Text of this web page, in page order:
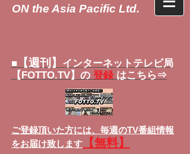
ON the Asia Pacific Ltd.
■ 【週刊】
インターネットテレビ局
【FOTTO.TV】の 登録 はこちら⇒
ご登録頂いた方には、 毎週のTV番組情報
をお届け致します
【無料】